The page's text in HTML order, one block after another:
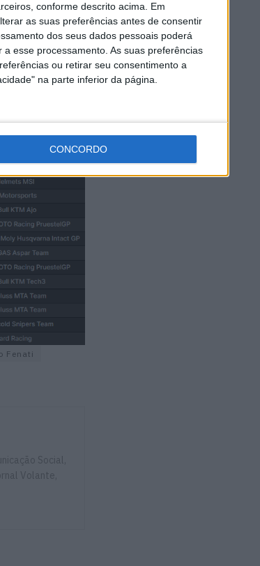
conforme descrito acima. Em
as suas preferências antes de consentir
dos seus dados pessoais poderá
esse processamento. As suas preferências
ou retirar seu consentimento a
na parte inferior da página.
CONCORDO
Fenati
Social,
Volante,